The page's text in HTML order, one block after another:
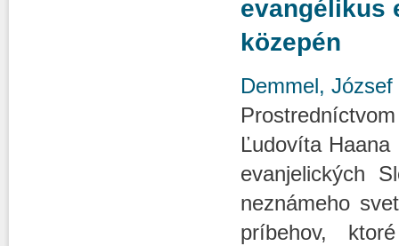
evangélikus
közepén
Demmel, József
Ľudovíta
evanjelických
neznámeho
príbehov,